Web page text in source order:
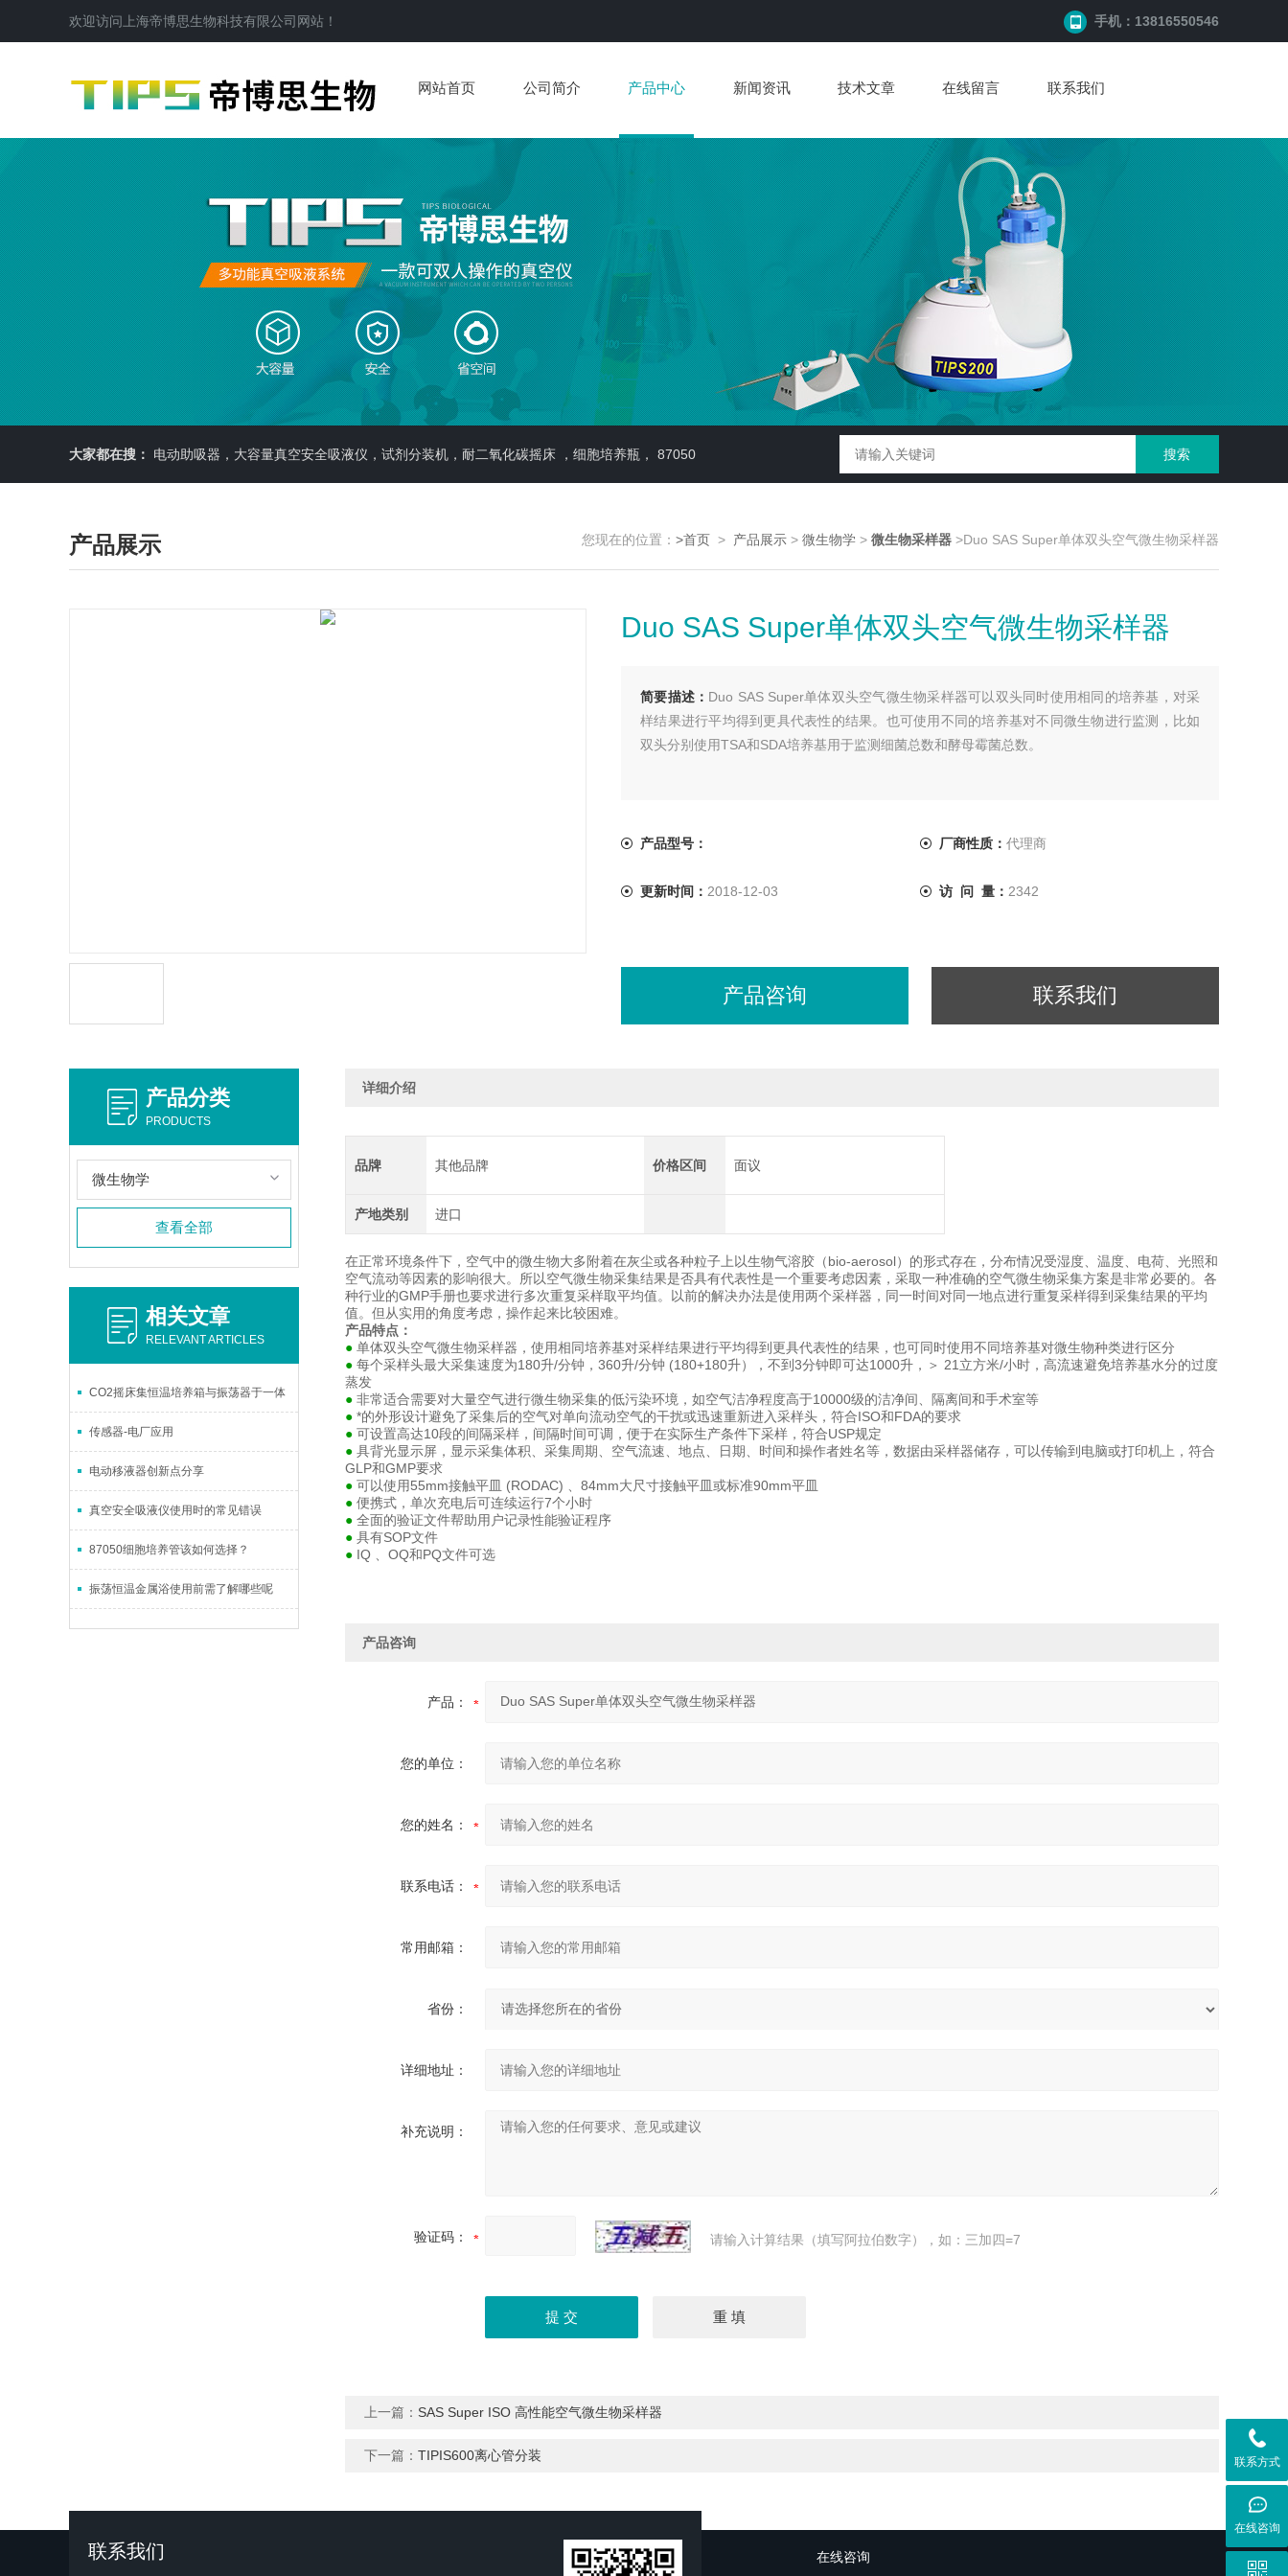
欢迎访问 上海帝博思生物科技有限公司 网站！ 手机：13816550546
网站首页 公司简介 产品中心 新闻资讯 技术文章 在线留言 联系我们
大家都在搜： 电动助吸器，大容量真空安全吸液仪，试剂分装机，耐二氧化碳摇床 ，细胞培养瓶， 87050
产品展示 您现在的位置： >首页 > 产品展示 > 微生物学 > 微生物采样器 >Duo SAS Super单体双头空气微生物采样器
Duo SAS Super单体双头空气微生物采样器
简要描述： Duo SAS Super单体双头空气微生物采样器可以双头同时使用相同的培养基，对采
样结果进行平均得到更具代表性的结果。也可使用不同的培养基对不同微生物进行监测，比如
双头分别使用TSA和SDA培养基用于监测细菌总数和酵母霉菌总数。
产品型号： 厂商性质： 代理商
更新时间： 2018-12-03 访 问 量： 2342
产品咨询 联系我们
产品分类
PRODUCTS
微生物学
查看全部
相关文章
RELEVANT ARTICLES
CO2摇床集恒温培养箱与振荡器于一体
传感器-电厂应用
电动移液器创新点分享
真空安全吸液仪使用时的常见错误
87050细胞培养管该如何选择？
振荡恒温金属浴使用前需了解哪些呢
详细介绍
品牌 其他品牌 价格区间 面议
产地类别 进口
在正常环境条件下，空气中的微生物大多附着在灰尘或各种粒子上以生物气溶胶（bio-aerosol）的形式存在，分布情况受湿度、温度、电荷、光照和
空气流动等因素的影响很大。所以空气微生物采集结果是否具有代表性是一个重要考虑因素，采取一种准确的空气微生物采集方案是非常必要的。各
种行业的GMP手册也要求进行多次重复采样取平均值。以前的解决办法是使用两个采样器，同一时间对同一地点进行重复采样得到采集结果的平均
值。但从实用的角度考虑，操作起来比较困难。
产品特点：
● 单体双头空气微生物采样器，使用相同培养基对采样结果进行平均得到更具代表性的结果，也可同时使用不同培养基对微生物种类进行区分
● 每个采样头最大采集速度为180升/分钟，360升/分钟 (180+180升），不到3分钟即可达1000升，＞ 21立方米/小时，高流速避免培养基水分的过度
蒸发
● 非常适合需要对大量空气进行微生物采集的低污染环境，如空气洁净程度高于10000级的洁净间、隔离间和手术室等
● *的外形设计避免了采集后的空气对单向流动空气的干扰或迅速重新进入采样头，符合ISO和FDA的要求
● 可设置高达10段的间隔采样，间隔时间可调，便于在实际生产条件下采样，符合USP规定
● 具背光显示屏，显示采集体积、采集周期、空气流速、地点、日期、时间和操作者姓名等，数据由采样器储存，可以传输到电脑或打印机上，符合
GLP和GMP要求
● 可以使用55mm接触平皿 (RODAC) 、84mm大尺寸接触平皿或标准90mm平皿
● 便携式，单次充电后可连续运行7个小时
● 全面的验证文件帮助用户记录性能验证程序
● 具有SOP文件
● IQ 、OQ和PQ文件可选
产品咨询
产品：
您的单位：
您的姓名：
联系电话：
常用邮箱：
省份：
详细地址：
补充说明：
验证码： 请输入计算结果（填写阿拉伯数字），如：三加四=7
上一篇： SAS Super ISO 高性能空气微生物采样器
下一篇： TIPIS600离心管分装
联系我们 在线咨询
联系方式
在线咨询